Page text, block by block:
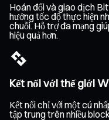
Hoán đổi và giao dịch
hưởng tốc độ thực hiện
chuỗi. Hỗ trợ đa mạng
hiệu quả hơn.
Kết nối với thế giới
Kết nối chỉ với một cú
tập trung trên nhiều